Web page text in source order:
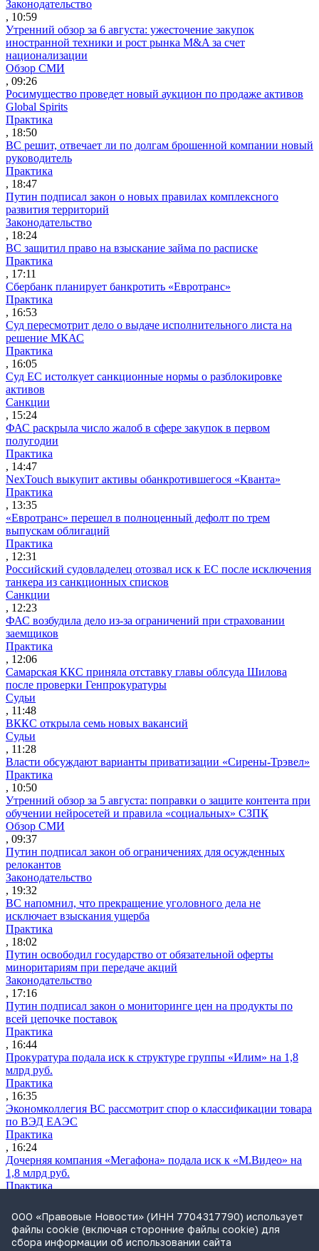
Законодательство
, 10:59
Утренний обзор за 6 августа: ужесточение закупок
иностранной техники и рост рынка M&A за счет
национализации
Обзор СМИ
, 09:26
Росимущество проведет новый аукцион по продаже активов
Global Spirits
Практика
, 18:50
ВС решит, отвечает ли по долгам брошенной компании новый
руководитель
Практика
, 18:47
Путин подписал закон о новых правилах комплексного
развития территорий
Законодательство
, 18:24
ВС защитил право на взыскание займа по расписке
Практика
, 17:11
Сбербанк планирует банкротить «Евротранс»
Практика
, 16:53
Суд пересмотрит дело о выдаче исполнительного листа на
решение МКАС
Практика
, 16:05
Суд ЕС истолкует санкционные нормы о разблокировке
активов
Санкции
, 15:24
ФАС раскрыла число жалоб в сфере закупок в первом
полугодии
Практика
, 14:47
NexTouch выкупит активы обанкротившегося «Кванта»
Практика
, 13:35
«Евротранс» перешел в полноценный дефолт по трем
выпускам облигаций
Практика
, 12:31
Российский судовладелец отозвал иск к ЕС после исключения
танкера из санкционных списков
Санкции
, 12:23
ФАС возбудила дело из-за ограничений при страховании
заемщиков
Практика
, 12:06
Самарская ККС приняла отставку главы облсуда Шилова
после проверки Генпрокуратуры
Судьи
, 11:48
ВККС открыла семь новых вакансий
Судьи
, 11:28
Власти обсуждают варианты приватизации «Сирены-Трэвел»
Практика
, 10:50
Утренний обзор за 5 августа: поправки о защите контента при
обучении нейросетей и правила «социальных» СЗПК
Обзор СМИ
, 09:37
Путин подписал закон об ограничениях для осужденных
релокантов
Законодательство
, 19:32
ВС напомнил, что прекращение уголовного дела не
исключает взыскания ущерба
Практика
, 18:02
Путин освободил государство от обязательной оферты
миноритариям при передаче акций
Законодательство
, 17:16
Путин подписал закон о мониторинге цен на продукты по
всей цепочке поставок
Практика
, 16:44
Прокуратура подала иск к структуре группы «Илим» на 1,8
млрд руб.
Практика
, 16:35
Экономколлегия ВС рассмотрит спор о классификации товара
по ВЭД ЕАЭС
Практика
, 16:24
Дочерняя компания «Мегафона» подала иск к «М.Видео» на
1,8 млрд руб.
Практика
СИП проверит отмену патента на систему управления
устройствами после возражений «Яндекса»
Практика
ООО «Правовые Новости» (ИНН 7704317790) использует
файлы cookie (включая сторонние файлы cookie) для
сбора информации об использовании сайта